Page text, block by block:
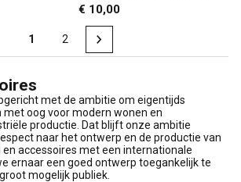
€ 10,00
1 2
met de ambitie om eigentijds
oog voor modern wonen en
productie. Dat blijft onze ambitie
naar het ontwerp en de productie van
accessoires met een internationale
ernaar een goed ontwerp toegankelijk te
mogelijk publiek.